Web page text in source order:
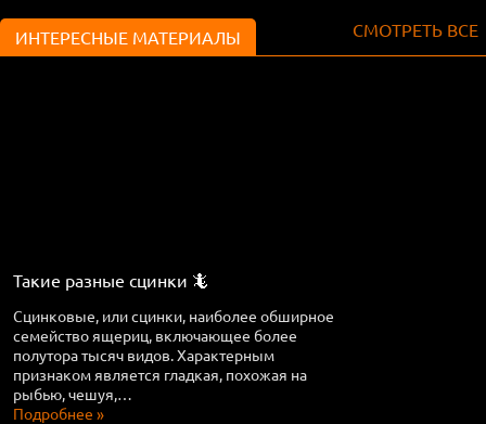
ИНТЕРЕСНЫЕ МАТЕРИАЛЫ СМОТРЕТЬ ВСЕ
Такие разные сцинки 🦎
Сцинковые, или сцинки, наиболее обширное
семейство ящериц, включающее более
полутора тысяч видов. Характерным
признаком является гладкая, похожая на
рыбью, чешуя,…
Подробнее »